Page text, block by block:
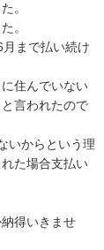
。
。
まで払い続け
住んでいない
言われたので
いからという理
た場合支払い
得いきませ